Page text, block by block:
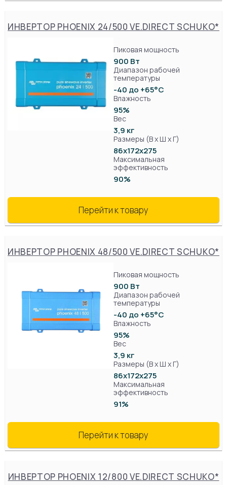
ИНВЕРТОР PHOENIX 24/500 VE.DIRECT SCHUKO*
Пиковая мощность
900 Вт
Диапазон рабочей
температуры
-40 до +65°C
Влажность
95%
Вес
3,9 кг
Размеры (В х Ш х Г)
86x172x275
Максимальная
эффективность
90%
Перейти к товару
ИНВЕРТОР PHOENIX 48/500 VE.DIRECT SCHUKO*
Пиковая мощность
900 Вт
Диапазон рабочей
температуры
-40 до +65°C
Влажность
95%
Вес
3,9 кг
Размеры (В х Ш х Г)
86x172x275
Максимальная
эффективность
91%
Перейти к товару
ИНВЕРТОР PHOENIX 12/800 VE.DIRECT SCHUKO*